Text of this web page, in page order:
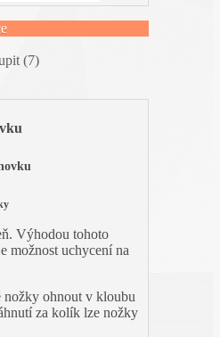
(7)
Výhodou tohoto
možnost uchycení na
nožky ohnout v kloubu
za kolík lze nožky